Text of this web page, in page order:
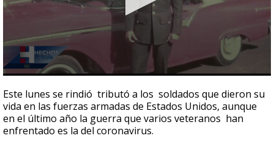
seconds
of
1
minute,
40
Este lunes se rindió tributó a los soldados que dieron su
vida en las fuerzas armadas de Estados Unidos, aunque
en el último año la guerra que varios veteranos han
enfrentado es la del coronavirus.